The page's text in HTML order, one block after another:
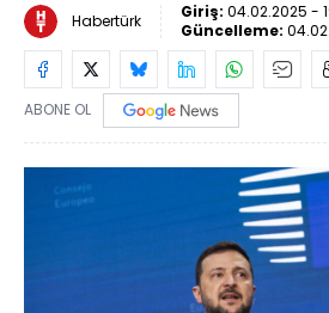
Habertürk Giriş: 04.02.2025 -
Güncelleme:
ABONE OL